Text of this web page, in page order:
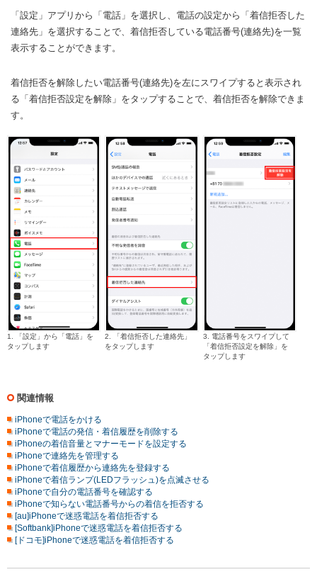
「設定」アプリから「電話」を選択し、電話の設定から「着信拒否した
連絡先」を選択することで、着信拒否している電話番号(連絡先)を一覧
表示することができます。
着信拒否を解除したい電話番号(連絡先)を左にスワイプすると表示され
る「着信拒否設定を解除」をタップすることで、着信拒否を解除できま
す。
1. 「設定」から「電話」を
タップします
2. 「着信拒否した連絡先」
をタップします
3. 電話番号をスワイプして
「着信拒否設定を解除」を
タップします
関連情報
iPhoneで電話をかける
iPhoneで電話の発信・着信履歴を削除する
iPhoneの着信音量とマナーモードを設定する
iPhoneで連絡先を管理する
iPhoneで着信履歴から連絡先を登録する
iPhoneで着信ランプ(LEDフラッシュ)を点滅させる
iPhoneで自分の電話番号を確認する
iPhoneで知らない電話番号からの着信を拒否する
[au]iPhoneで迷惑電話を着信拒否する
[Softbank]iPhoneで迷惑電話を着信拒否する
[ドコモ]iPhoneで迷惑電話を着信拒否する